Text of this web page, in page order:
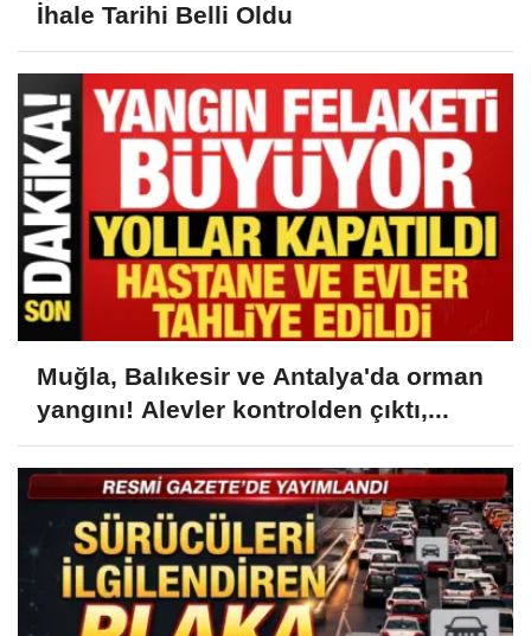
İhale Tarihi Belli Oldu
Muğla, Balıkesir ve Antalya'da orman
yangını! Alevler kontrolden çıktı,...